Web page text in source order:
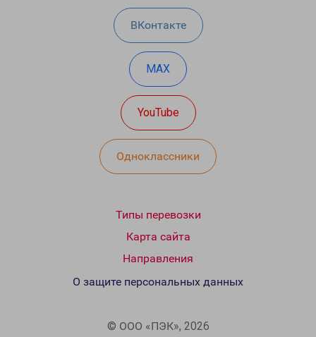
ВКонтакте
MAX
YouTube
Одноклассники
Типы перевозки
Карта сайта
Направления
© ООО «ПЭК», 2026
О защите персональных данных